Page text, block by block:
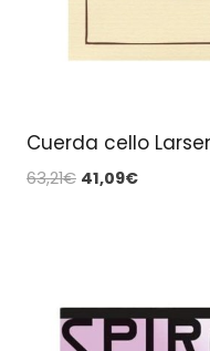
Cuerda cello
63,21€ El
41,09€El